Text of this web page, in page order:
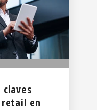
en